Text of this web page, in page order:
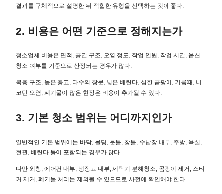
결과를 구체적으로 설명한 뒤 적합한 유형을 선택하는 것이 좋다.
2. 비용은 어떤 기준으로 정해지는가
청소업체 비용은 면적, 공간 구조, 오염 정도, 작업 인원, 작업 시간, 옵션
청소 여부를 기준으로 산정되는 경우가 많다.
복층 구조, 높은 층고, 다수의 창문, 넓은 베란다, 심한 곰팡이, 기름때, 니
코틴 오염, 폐기물이 많은 현장은 비용이 추가될 수 있다.
3. 기본 청소 범위는 어디까지인가
일반적인 기본 범위에는 바닥, 몰딩, 문틀, 창틀, 수납장 내부, 주방, 욕실,
현관, 베란다 등이 포함되는 경우가 많다.
다만 외창, 에어컨 내부, 냉장고 내부, 세탁기 분해청소, 곰팡이 제거, 스티
커 제거, 폐기물 처리는 제외될 수 있으므로 사전에 확인해야 한다.